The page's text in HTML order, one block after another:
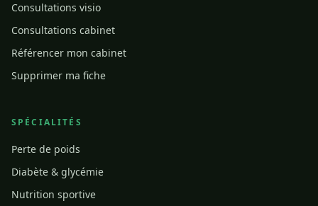
Consultations visio
Consultations cabinet
Référencer mon cabinet
Supprimer ma fiche
SPÉCIALITÉS
Perte de poids
Diabète & glycémie
Nutrition sportive